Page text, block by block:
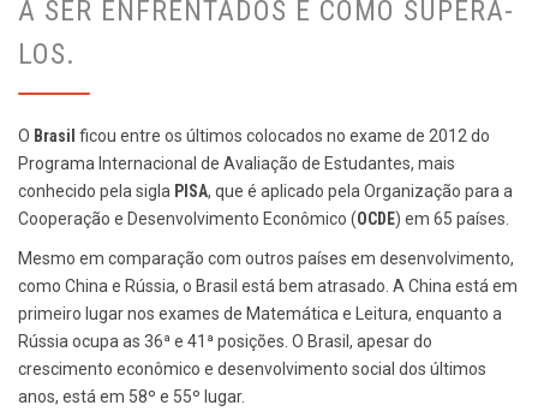
A SER ENFRENTADOS E COMO SUPERÁ-
LOS.
O Brasil ficou entre os últimos colocados no exame de 2012 do
Programa Internacional de Avaliação de Estudantes, mais
conhecido pela sigla PISA, que é aplicado pela Organização para a
Cooperação e Desenvolvimento Econômico (OCDE) em 65 países.
Mesmo em comparação com outros países em desenvolvimento,
como China e Rússia, o Brasil está bem atrasado. A China está em
primeiro lugar nos exames de Matemática e Leitura, enquanto a
Rússia ocupa as 36ª e 41ª posições. O Brasil, apesar do
crescimento econômico e desenvolvimento social dos últimos
anos, está em 58º e 55º lugar.